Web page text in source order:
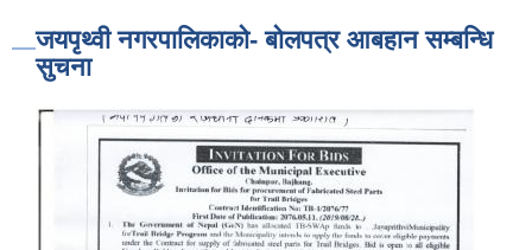
जयपृथ्वी नगरपालिकाको- बोलपत्र आबहान सम्बन्धि
सुचना